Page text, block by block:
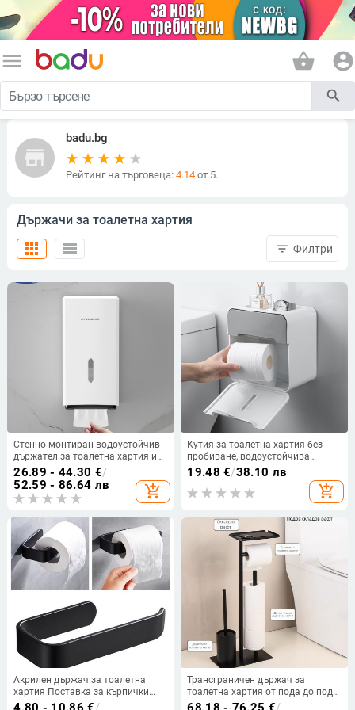
menu shopping_basket account_circle
search
store
badu.bg
Рейтинг на търговеца: 4.14от 5.
Държачи за тоалетна хартия
view_list
apps filter_list Филтри
Стенно монтиран водоустойчив
държател за тоалетна хартия и
кутия за салфетки за хотели и
ресторанти
26.89 - 44.30 €/
52.59 - 86.64 лв
add_shopping_cart
Кутия за тоалетна хартия без
пробиване, водоустойчива
поставка за хартиени кърпи,
кутия за тоалетни кърпи,
поставка за тоалетна хартия,
кутия за съхранение с макара
19.48 €/38.10 лв
add_shopping_cart
Акрилен държач за тоалетна
хартия Поставка за кърпички
Стенен държач за баня
Трансграничен държач за
тоалетна хартия от пода до пода,
вертикален държач за тоалетна